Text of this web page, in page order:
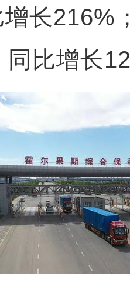
长216%
同比增长